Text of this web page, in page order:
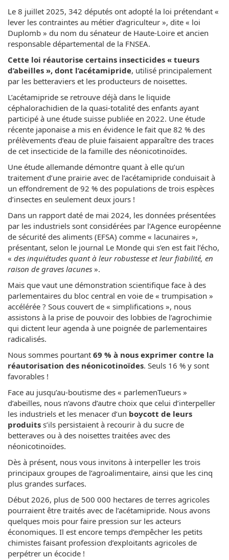
Le 8 juillet 2025, 342 députés ont adopté la loi prétendant «
lever les contraintes au métier d’agriculteur », dite « loi
Duplomb » du nom du sénateur de Haute-Loire et ancien
responsable départemental de la FNSEA.
Cette loi réautorise certains insecticides « tueurs
d’abeilles », dont l’acétamipride, utilisé principalement
par les betteraviers et les producteurs de noisettes.
L’acétamipride se retrouve déjà dans le liquide
céphalorachidien de la quasi-totalité des enfants ayant
participé à une étude suisse publiée en 2022. Une étude
récente japonaise a mis en évidence le fait que 82 % des
prélèvements d’eau de pluie faisaient apparaître des traces
de cet insecticide de la famille des néonicotinoïdes.
Une étude allemande démontre quant à elle qu’un
traitement d’une prairie avec de l’acétamipride conduisait à
un effondrement de 92 % des populations de trois espèces
d’insectes en seulement deux jours !
Dans un rapport daté de mai 2024, les données présentées
par les industriels sont considérées par l’Agence européenne
de sécurité des aliments (EFSA) comme « lacunaires »,
présentant, selon le journal Le Monde qui s’en est fait l’écho,
« des inquiétudes quant à leur robustesse et leur fiabilité, en
raison de graves lacunes ».
Mais que vaut une démonstration scientifique face à des
parlementaires du bloc central en voie de « trumpisation »
accélérée ? Sous couvert de « simplifications », nous
assistons à la prise de pouvoir des lobbies de l’agrochimie
qui dictent leur agenda à une poignée de parlementaires
radicalisés.
Nous sommes pourtant 69 % à nous exprimer contre la
réautorisation des néonicotinoïdes. Seuls 16 % y sont
favorables !
Face au jusqu’au-boutisme des « parlemenTueurs »
d’abeilles, nous n’avons d’autre choix que celui d’interpeller
les industriels et les menacer d’un boycott de leurs
produits s’ils persistaient à recourir à du sucre de
betteraves ou à des noisettes traitées avec des
néonicotinoïdes.
Dès à présent, nous vous invitons à interpeller les trois
principaux groupes de l’agroalimentaire, ainsi que les cinq
plus grandes surfaces.
Début 2026, plus de 500 000 hectares de terres agricoles
pourraient être traités avec de l’acétamipride. Nous avons
quelques mois pour faire pression sur les acteurs
économiques. Il est encore temps d’empêcher les petits
chimistes faisant profession d’exploitants agricoles de
perpétrer un écocide !